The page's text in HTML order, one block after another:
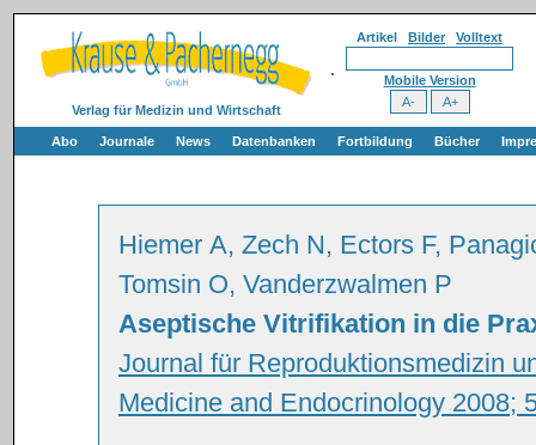
Verlag für Medizin und Wirtschaft
Artikel Bilder Volltext
Mobile Version
Abo Journale News Datenbanken Fortbildung Bücher
Hiemer A, Zech N, Ectors F,
Tomsin O, Vanderzwalmen P
Aseptische Vitrifikation in die
Journal für Reproduktionsmedizin
Medicine and Endocrinology 2008;